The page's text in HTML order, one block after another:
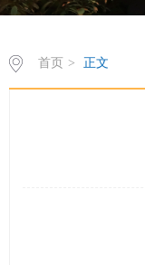
首页 > 正文